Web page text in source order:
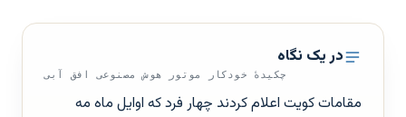
در یک نگاه
چکیدهٔ خودکار موتور هوش مصنوعی افق آبی
مقامات کویت اعلام کردند چهار فرد که اوایل ماه مه